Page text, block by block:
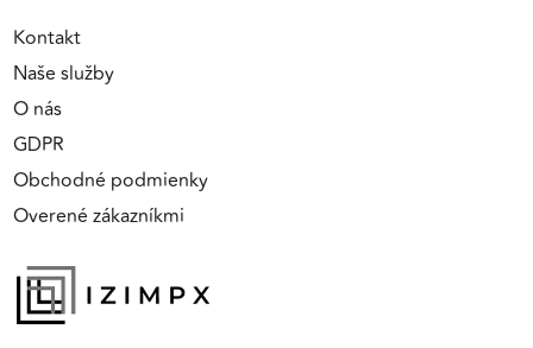
Kontakt
Naše služby
O nás
GDPR
Obchodné podmienky
Overené zákazníkmi